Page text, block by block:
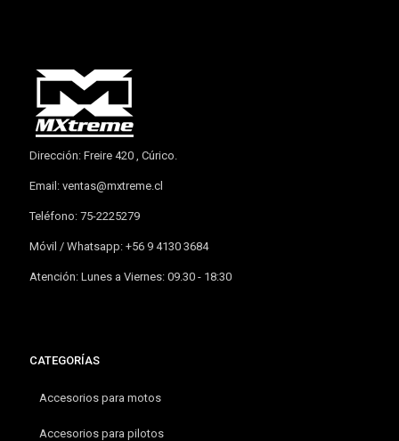
Dirección: Freire 420 , Cúrico.
Email: ventas@mxtreme.cl
Teléfono: 75-2225279
Móvil / Whatsapp: +56 9 4130 3684
Atención: Lunes a Viernes: 09.30 - 18:30
CATEGORÍAS
Accesorios para motos
Accesorios para pilotos